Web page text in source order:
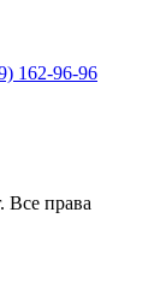
162-96-96
Все права